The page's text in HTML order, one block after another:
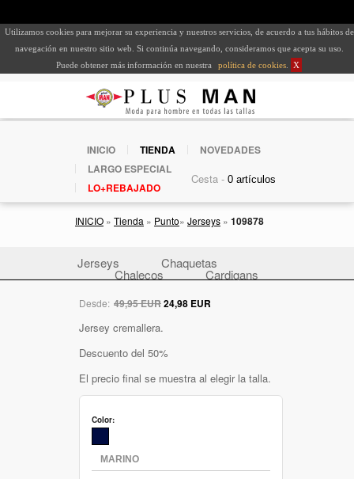
Utilizamos cookies para mejorar su experiencia y nuestros servicios, de acuerdo a tus hábitos de
navegación en nuestro sitio web. Si continúa navegando, consideramos que acepta su uso.
Puede obtener más información en nuestra
política de cookies X
INICIO TIENDA
NOVEDADES
LARGO ESPECIAL
LO+REBAJADO
Cesta -
INICIO » Tienda » Punto» Jerseys » 109878
Jerseys Chaquetas
Chalecos Cardigans
Desde: 49,95 EUR24,98 EUR
Jersey cremallera.
Descuento del 50%
El precio final se muestra al elegir la talla.
Color: